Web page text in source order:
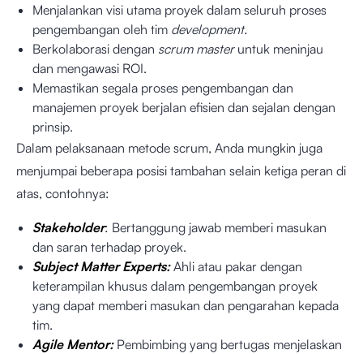
Menjalankan visi utama proyek dalam seluruh proses
pengembangan oleh tim development.
Berkolaborasi dengan scrum master untuk meninjau
dan mengawasi ROI.
Memastikan segala proses pengembangan dan
manajemen proyek berjalan efisien dan sejalan dengan
prinsip.
Dalam pelaksanaan metode scrum, Anda mungkin juga
menjumpai beberapa posisi tambahan selain ketiga peran di
atas, contohnya:
Stakeholder: Bertanggung jawab memberi masukan
dan saran terhadap proyek.
Subject Matter Experts:Ahli atau pakar dengan
keterampilan khusus dalam pengembangan proyek
yang dapat memberi masukan dan pengarahan kepada
tim.
Agile Mentor: Pembimbing yang bertugas menjelaskan